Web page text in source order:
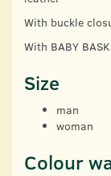
With buckle
With BABY
Size
man
woman
Colour